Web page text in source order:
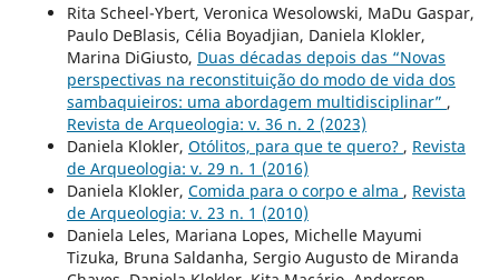
Rita Scheel-Ybert, Veronica Wesolowski, MaDu Gaspar,
Paulo DeBlasis, Célia Boyadjian, Daniela Klokler,
Marina DiGiusto, Duas décadas depois das “Novas
perspectivas na reconstituição do modo de vida dos
sambaquieiros: uma abordagem multidisciplinar” ,
Revista de Arqueologia: v. 36 n. 2 (2023)
Daniela Klokler, Otólitos, para que te quero? , Revista
de Arqueologia: v. 29 n. 1 (2016)
Daniela Klokler, Comida para o corpo e alma , Revista
de Arqueologia: v. 23 n. 1 (2010)
Daniela Leles, Mariana Lopes, Michelle Mayumi
Tizuka, Bruna Saldanha, Sergio Augusto de Miranda